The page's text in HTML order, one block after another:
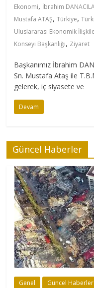
Ekonomi, İbrahim
Mustafa ATAŞ,Türkiye,
Uluslararası Ekonomik
Konseyi Başkanlığı, Ziyaret
Başkanımız İbrahim
Sn. Mustafa Ataş ile
gelerek, iç siyasete ve
Devam
Güncel Haberler
Genel Güncel Haberler